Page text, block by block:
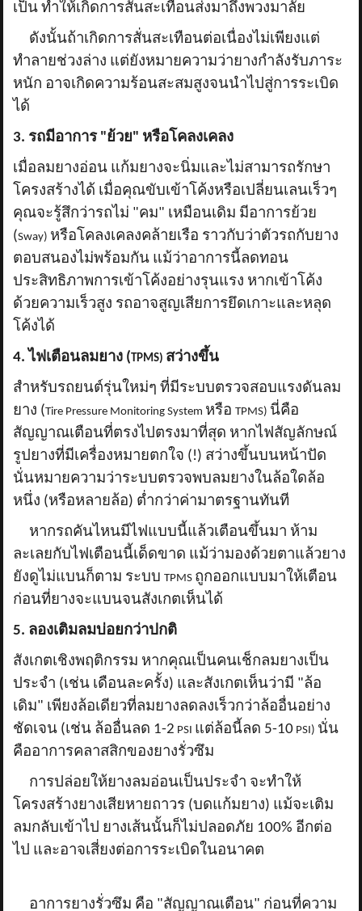
เป็น ทำให้เกิดการสั่นสะเทือนส่งมาถึงพวงมาลัย
ดังนั้นถ้าเกิดการสั่นสะเทือนต่อเนื่องไม่เพียงแต่
ทำลายช่วงล่าง แต่ยังหมายความว่ายางกำลังรับภาระ
หนัก อาจเกิดความร้อนสะสมสูงจนนำไปสู่การระเบิด
ได้
3. รถมีอาการ "ย้วย" หรือโคลงเคลง
เมื่อลมยางอ่อน แก้มยางจะนิ่มและไม่สามารถรักษา
โครงสร้างได้ เมื่อคุณขับเข้าโค้งหรือเปลี่ยนเลนเร็วๆ
คุณจะรู้สึกว่ารถไม่ "คม" เหมือนเดิม มีอาการย้วย
(Sway) หรือโคลงเคลงคล้ายเรือ ราวกับว่าตัวรถกับยาง
ตอบสนองไม่พร้อมกัน แม้ว่าอาการนี้ลดทอน
ประสิทธิภาพการเข้าโค้งอย่างรุนแรง หากเข้าโค้ง
ด้วยความเร็วสูง รถอาจสูญเสียการยึดเกาะและหลุด
โค้งได้
4. ไฟเตือนลมยาง (TPMS) สว่างขึ้น
สำหรับรถยนต์รุ่นใหม่ๆ ที่มีระบบตรวจสอบแรงดันลม
ยาง (Tire Pressure Monitoring System หรือTPMS) นี่คือ
สัญญาณเตือนที่ตรงไปตรงมาที่สุด หากไฟสัญลักษณ์
รูปยางที่มีเครื่องหมายตกใจ (!) สว่างขึ้นบนหน้าปัด
นั่นหมายความว่าระบบตรวจพบลมยางในล้อใดล้อ
หนึ่ง (หรือหลายล้อ) ต่ำกว่าค่ามาตรฐานทันที
หากรถคันไหนมีไฟแบบนี้แล้วเตือนขึ้นมา ห้าม
ละเลยกับไฟเตือนนี้เด็ดขาด แม้ว่ามองด้วยตาแล้วยาง
ยังดูไม่แบนก็ตาม ระบบTPMS ถูกออกแบบมาให้เตือน
ก่อนที่ยางจะแบนจนสังเกตเห็นได้
5. ลองเติมลมบ่อยกว่าปกติ
สังเกตเชิงพฤติกรรม หากคุณเป็นคนเช็กลมยางเป็น
ประจำ (เช่น เดือนละครั้ง) และสังเกตเห็นว่ามี "ล้อ
เดิม" เพียงล้อเดียวที่ลมยางลดลงเร็วกว่าล้ออื่นอย่าง
ชัดเจน (เช่น ล้ออื่นลด 1-2 PSI แต่ล้อนี้ลด 5-10 PSI) นั่น
คืออาการคลาสสิกของยางรั่วซึม
การปล่อยให้ยางลมอ่อนเป็นประจำ จะทำให้
โครงสร้างยางเสียหายถาวร (บดแก้มยาง) แม้จะเติม
ลมกลับเข้าไป ยางเส้นนั้นก็ไม่ปลอดภัย 100% อีกต่อ
ไป และอาจเสี่ยงต่อการระเบิดในอนาคต
อาการยางรั่วซึม คือ "สัญญาณเตือน" ก่อนที่ความ